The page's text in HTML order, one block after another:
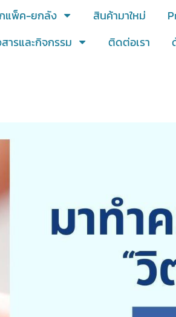
แพ็ค-ยกลัง สินค้ามาใหม่
ารและกิจกรรม ติดต่อเรา